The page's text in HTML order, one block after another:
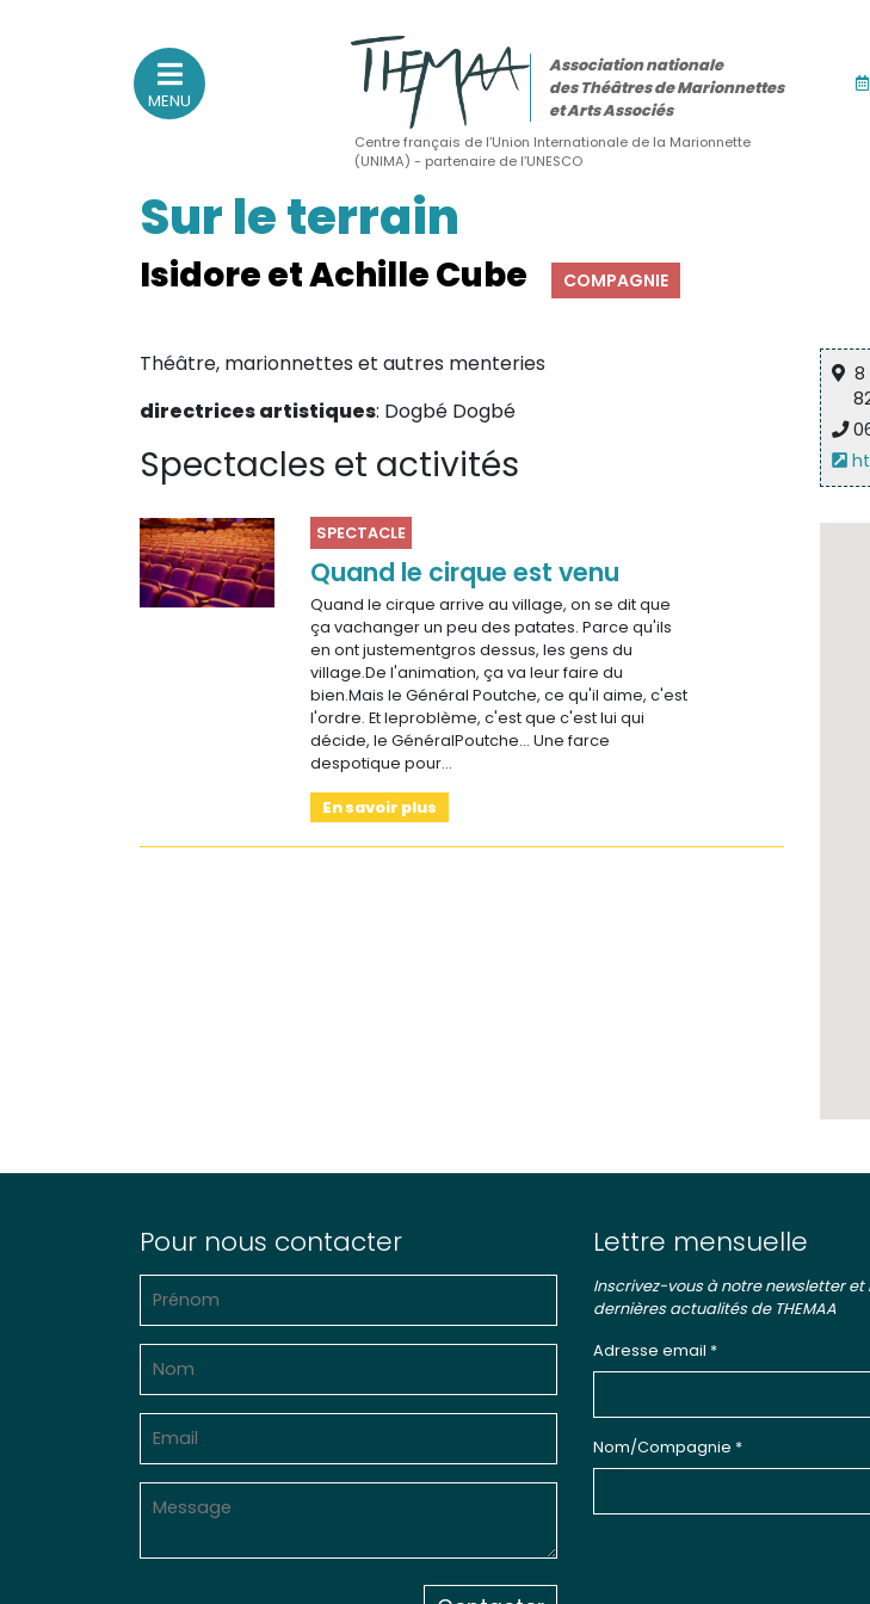
Association nationale
des Théâtres de Marionnettes
(Actualités, annonces, vie professionnelle)
Sur le vif
(Agenda, spectacles, événements des adhérents)
Sur le fond
(Fonctionnement, gouvernance, groupes de travail, partenaires)
Sur le terrain
(Portraits, actions, collaborations)
(Documents, études, publications)
MENU
Association nationale
des Théâtres de Marionnettes
et Arts Associés
Centre français de l’Union Internationale de la Marionnette
(UNIMA) - partenaire de l’UNESCO
Sur le terrain
Isidore et Achille Cube COMPAGNIE
Théâtre, marionnettes et autres menteries
directrices artistiques: Dogbé Dogbé
Spectacles et activités
SPECTACLE
Quand le cirque est venu
Quand le cirque arrive au village, on se dit que
ça vachanger un peu des patates. Parce qu'ils
en ont justementgros dessus, les gens du
village.De l'animation, ça va leur faire du
bien.Mais le Général Poutche, ce qu'il aime, c'est
l'ordre. Et leproblème, c'est que c'est lui qui
décide, le GénéralPoutche... Une farce
despotique pour…
En savoir plus
8
Pour nous contacter Lettre mensuelle
Inscrivez-vous à notre newsletter et
dernières actualités de THEMAA
Adresse email *
Nom/Compagnie *